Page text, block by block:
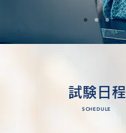
試験日程
SCHEDULE